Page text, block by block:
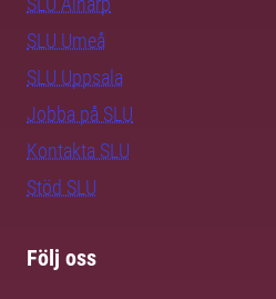
SLU Umeå
SLU Uppsala
Jobba på SLU
Kontakta SLU
Stöd SLU
Följ oss